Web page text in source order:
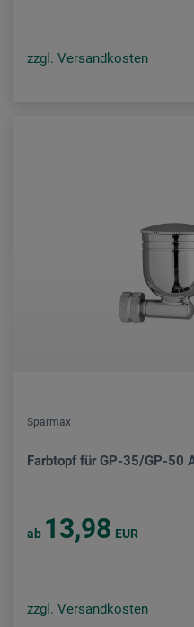
zzgl. Versandkosten
Sparmax
Farbtopf für GP-35/GP-50
ab 13,98 EUR
zzgl. Versandkosten